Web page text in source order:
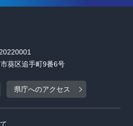
葵区追手町9番6号
県庁へのアクセス